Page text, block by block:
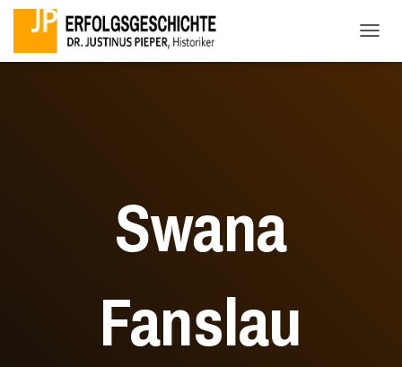
Swana
Fanslau